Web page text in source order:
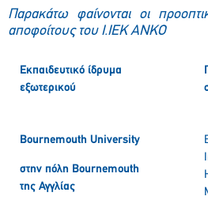
Παρακάτω φαίνονται οι
αποφοίτους του Ι.ΙΕΚ ΑΝΚΟ
Εκπαιδευτικό ίδρυμα
εξωτερικού
Bournemouth University
στην πόλη Bournemouth
της Αγγλίας